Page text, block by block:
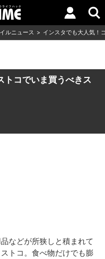
ルニュース インスタでも大人気！
トコでいま買うべきス
などが所狭しと積まれて
トコ。食べ物だけでも膨